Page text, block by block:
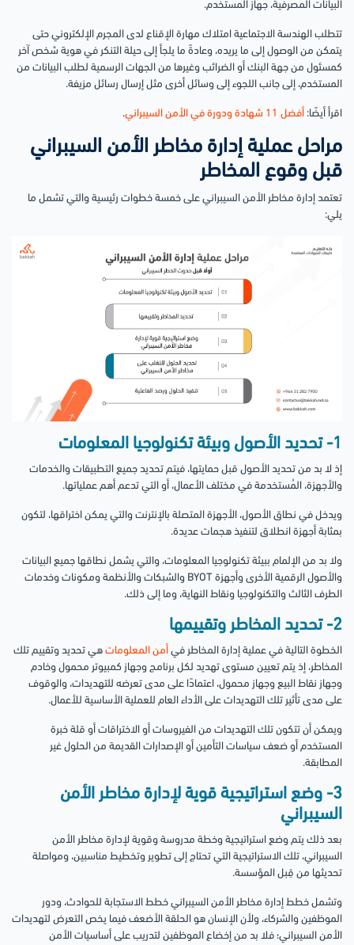
البيانات المصرفية، جهاز المستخدم.
تتطلب الهندسة الاجتماعية امتلاك مهارة الإقناع لدى المجرم الإلكتروني حتى
يتمكن من الوصول إلى ما يريده، وعادةً ما يلجأ إلى حيلة التنكر في هوية شخص آخر
كمسئول من جهة البنك أو الضرائب وغيرها من الجهات الرسمية لطلب البيانات من
المستخدم، إلى جانب اللجوء إلى وسائل أخرى مثل إرسال رسائل مزيفة.
اقرأ أيضًا: أفضل 11 شهادة ودورة في الأمن السيبراني .
مراحل عملية إدارة مخاطر الأمن السيبراني
قبل وقوع المخاطر
تعتمد إدارة مخاطر الأمن السيبراني على خمسة خطوات رئيسية والتي تشمل ما
يلي:
1- تحديد الأصول وبيئة تكنولوجيا المعلومات
إذ لا بد من تحديد الأصول قبل حمايتها، فيتم تحديد جميع التطبيقات والخدمات
والأجهزة، المُستخدمة في مختلف الأعمال، أو التي تدعم أهم عملياتها.
ويدخل في نطاق الأصول، الأجهزة المتصلة بالإنترنت والتي يمكن اختراقها، لتكون
بمثابة أجهزة انطلاق لتنفيذ هجمات عديدة.
ولا بد من الإلمام ببيئة تكنولوجيا المعلومات، والتي يشمل نطاقها جميع البيانات
والأصول الرقمية الأخرى وأجهزة BYOT والشبكات والأنظمة ومكونات وخدمات
الطرف الثالث والتكنولوجيا ونقاط النهاية، وما إلى ذلك.
2- تحديد المخاطر وتقييمها
الخطوة التالية في عملية إدارة المخاطر في أمن المعلومات هي تحديد وتقييم تلك
المخاطر، إذ يتم تعيين مستوى تهديد لكل برنامج وجهاز كمبيوتر محمول وخادم
وجهاز نقاط البيع وجهاز محمول، اعتمادًا على مدى تعرضه للتهديدات، والوقوف
على مدى تأثير تلك التهديدات على الأداء العام للعملية الأساسية للأعمال.
ويمكن أن تتكون تلك التهديدات من الفيروسات أو الاختراقات أو قلة خبرة
المستخدم أو ضعف سياسات التأمين أو الإصدارات القديمة من الحلول غير
المطابقة.
3- وضع استراتيجية قوية لإدارة مخاطر الأمن
السيبراني
بعد ذلك يتم وضع استراتيجية وخطة مدروسة وقوية لإدارة مخاطر الأمن
السيبراني، تلك الاستراتيجية التي تحتاج إلى تطوير وتخطيط مناسبين، ومواصلة
تحديثها من قِبل المؤسسة.
وتشمل خطط إدارة مخاطر الأمن السيبراني خطط الاستجابة للحوادث، ودور
الموظفين والشركاء، ولأن الإنسان هو الحلقة الأضعف فيما يخص التعرض لتهديدات
الأمن السيبراني؛ فلا بد من إخضاع الموظفين لتدريب على أساسيات الأمن